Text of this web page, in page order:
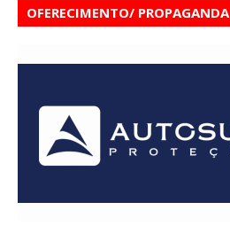
OFERECIMENTO/ PROPAGANDA